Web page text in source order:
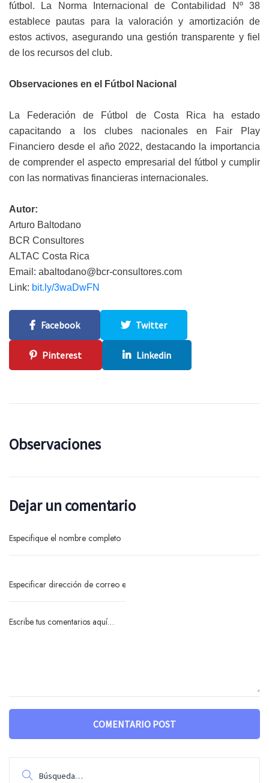
fútbol. La Norma Internacional de Contabilidad Nº 38
establece pautas para la valoración y amortización de
estos activos, asegurando una gestión transparente y fiel
de los recursos del club.
Observaciones en el Fútbol Nacional
La Federación de Fútbol de Costa Rica ha estado
capacitando a los clubes nacionales en Fair Play
Financiero desde el año 2022, destacando la importancia
de comprender el aspecto empresarial del fútbol y cumplir
con las normativas financieras internacionales.
Autor:
Arturo Baltodano
BCR Consultores
ALTAC Costa Rica
Email: abaltodano@bcr-consultores.com
Link: bit.ly/3waDwFN
Facebook Twitter
Pinterest Linkedin
Observaciones
Dejar un comentario
COMENTARIO POST